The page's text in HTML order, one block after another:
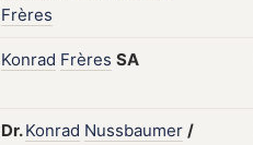
Frères
Konrad Frères SA
Dr.Konrad Nussbaumer /